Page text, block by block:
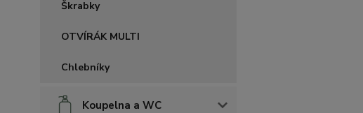
Škrabky
OTVÍRÁK MULTI
Chlebníky
Koupelna a WC